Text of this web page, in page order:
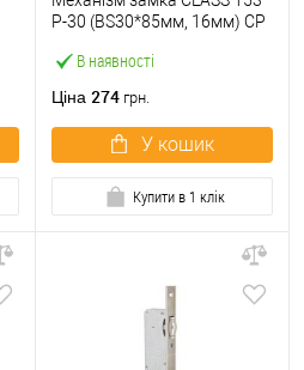
В наявності
P-30 (BS30*85мм, 16мм) CP
Ціна 274 грн.
У кошик
Купити в 1 клік